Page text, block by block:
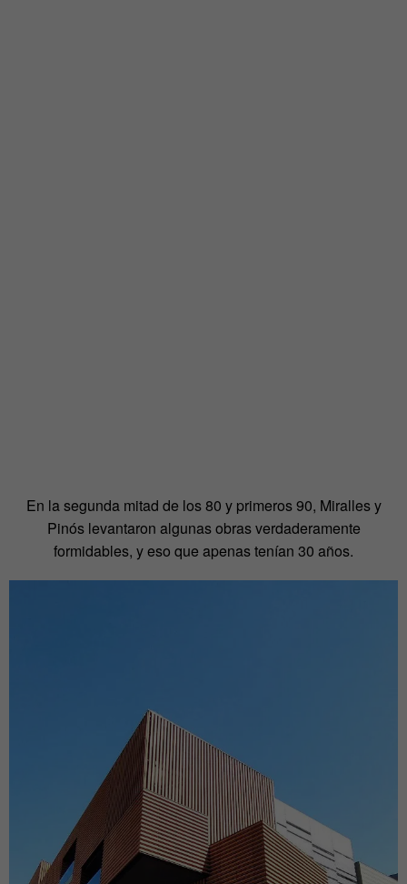
En la segunda mitad de los 80 y primeros 90, Miralles y
Pinós levantaron algunas obras verdaderamente
formidables, y eso que apenas tenían 30 años.